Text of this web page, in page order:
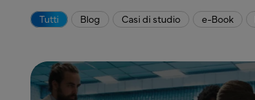
Tutti Blog Casi di studio e-Book